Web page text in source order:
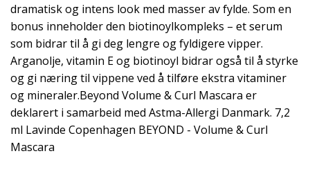
dramatisk og intens look med masser av fylde. Som en
bonus inneholder den biotinoylkompleks – et serum
som bidrar til å gi deg lengre og fyldigere vipper.
Arganolje, vitamin E og biotinoyl bidrar også til å styrke
og gi næring til vippene ved å tilføre ekstra vitaminer
og mineraler.Beyond Volume & Curl Mascara er
deklarert i samarbeid med Astma-Allergi Danmark. 7,2
ml Lavinde Copenhagen BEYOND - Volume & Curl
Mascara